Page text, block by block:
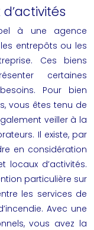
à une agence
entrepôts ou les
Ces biens
certaines
Pour bien
vous êtes tenu de
veiller à la
Il existe, par
en considération
locaux d’activités.
particulière sur
les services de
Avec une
, vous avez la